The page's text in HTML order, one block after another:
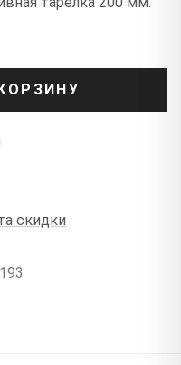
скидки